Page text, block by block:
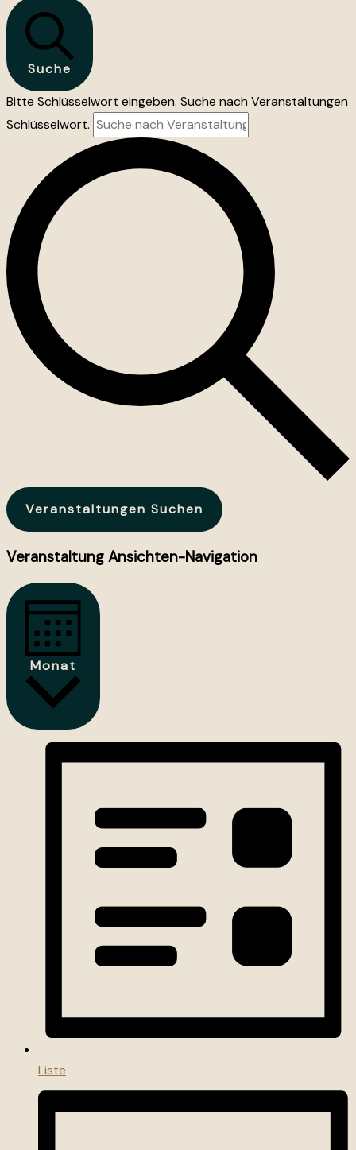
Suche
Bitte Schlüsselwort eingeben. Suche nach Veranstaltungen
Schlüsselwort.
Veranstaltungen Suchen
Veranstaltung Ansichten-Navigation
Monat
Liste